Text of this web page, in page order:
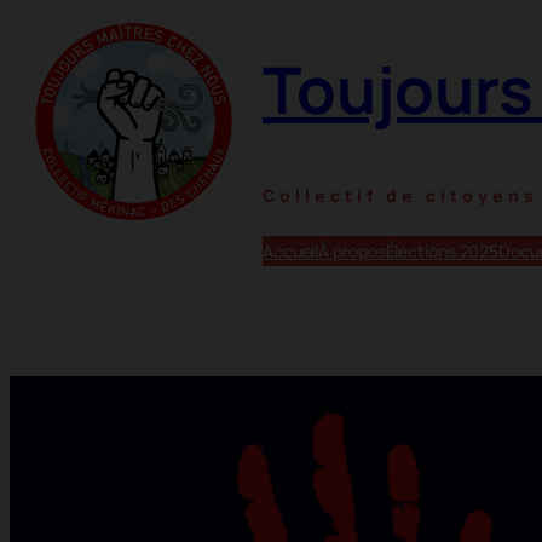
Collectif de citoyens
AccueilÀ proposÉlections 2025